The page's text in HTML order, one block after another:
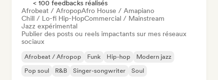
< 100 feedbacks réalisés
Afrobeat / AfropopAfro House / Amapiano
Chill / Lo-fi Hip-HopCommercial / Mainstream
Jazz expérimental
Publier des posts ou reels impactants sur mes réseaux
sociaux
Afrobeat / Afropop Funk Hip-hop
Modern jazz
Pop soul
R&B Singer-songwriter Soul